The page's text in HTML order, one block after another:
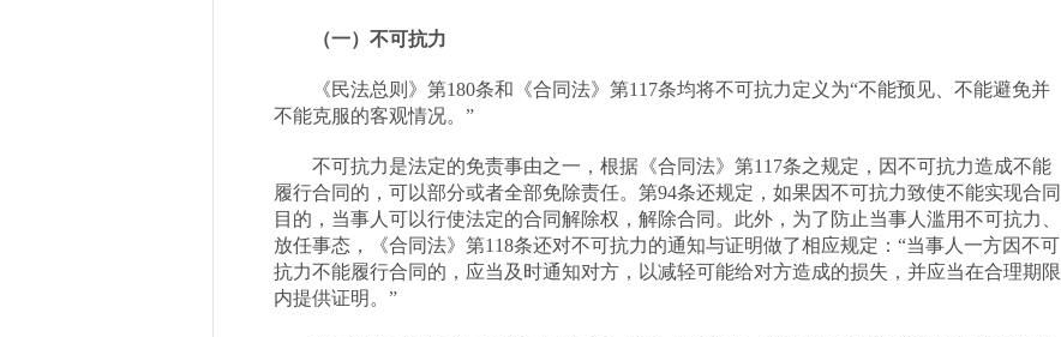
（一）不可抗力
《民法总则》第180条和《合同法》第117条均将不可抗力定义为“不能预见、不能避免并
不能克服的客观情况。”
不可抗力是法定的免责事由之一，根据《合同法》第117条之规定，因不可抗力造成不能
履行合同的，可以部分或者全部免除责任。第94条还规定，如果因不可抗力致使不能实现合同
目的，当事人可以行使法定的合同解除权，解除合同。此外，为了防止当事人滥用不可抗力、
放任事态，《合同法》第118条还对不可抗力的通知与证明做了相应规定：“当事人一方因不可
抗力不能履行合同的，应当及时通知对方，以减轻可能给对方造成的损失，并应当在合理期限
内提供证明。”